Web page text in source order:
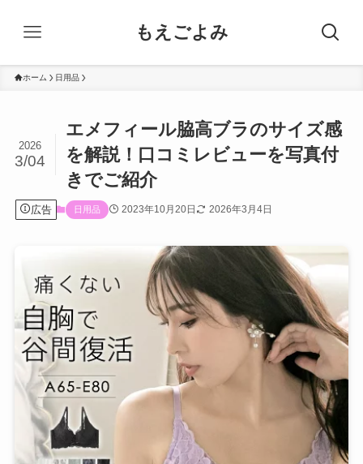
もえごよみ
ホーム 日用品
エメフィール脇高ブラのサイズ感
を解説！口コミレビューを写真付
きでご紹介
2026
3/04
広告 日用品 2023年10月20日 2026年3月4日